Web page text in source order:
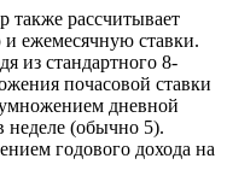
также рассчитывает
ежемесячную ставки.
из стандартного 8-
почасовой ставки
умножением дневной
неделе (обычно 5).
годового дохода на